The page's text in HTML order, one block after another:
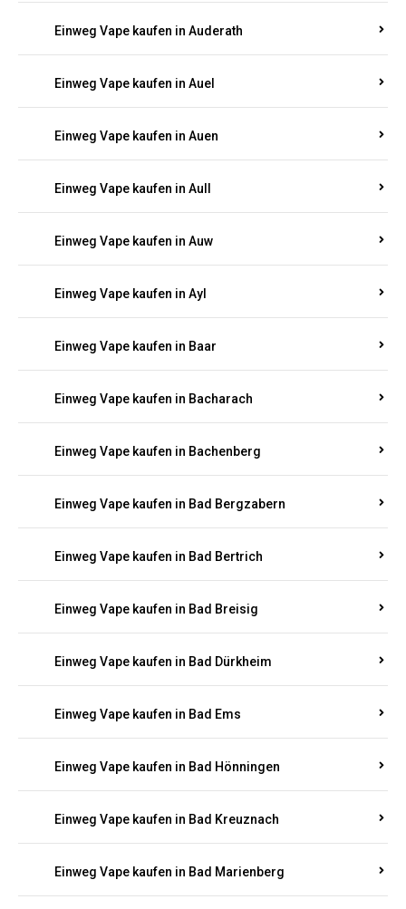
Einweg Vape kaufen in Auderath
Einweg Vape kaufen in Auel
Einweg Vape kaufen in Auen
Einweg Vape kaufen in Aull
Einweg Vape kaufen in Auw
Einweg Vape kaufen in Ayl
Einweg Vape kaufen in Baar
Einweg Vape kaufen in Bacharach
Einweg Vape kaufen in Bachenberg
Einweg Vape kaufen in Bad Bergzabern
Einweg Vape kaufen in Bad Bertrich
Einweg Vape kaufen in Bad Breisig
Einweg Vape kaufen in Bad Dürkheim
Einweg Vape kaufen in Bad Ems
Einweg Vape kaufen in Bad Hönningen
Einweg Vape kaufen in Bad Kreuznach
Einweg Vape kaufen in Bad Marienberg